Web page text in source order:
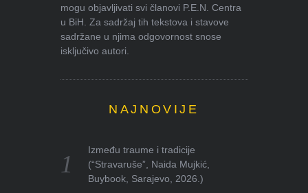
mogu objavljivati svi članovi P.E.N. Centra
u BiH. Za sadržaj tih tekstova i stavove
sadržane u njima odgovornost snose
isključivo autori.
NAJNOVIJE
Između traume i tradicije
(“Stravaruše”, Naida Mujkić,
Buybook, Sarajevo, 2026.)